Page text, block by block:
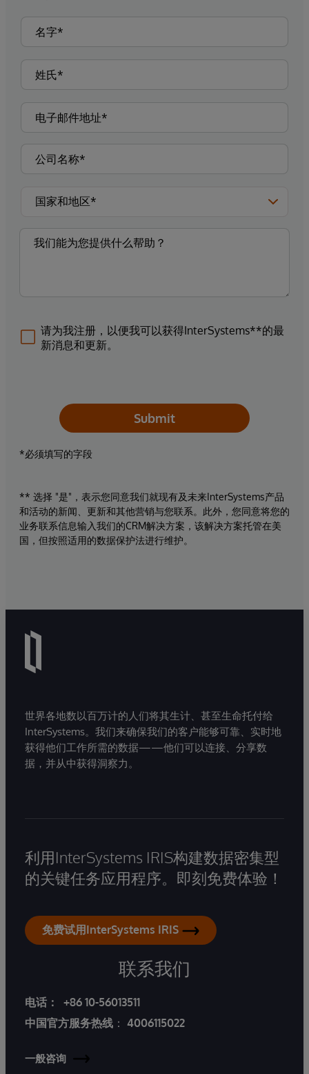
请为我注册，以便我可以获得InterSystems**的最
新消息和更新。
Submit
*必须填写的字段
** 选择 "是"，表示您同意我们就现有及未来InterSystems产品
和活动的新闻、更新和其他营销与您联系。此外，您同意将您的
业务联系信息输入我们的CRM解决方案，该解决方案托管在美
国，但按照适用的数据保护法进行维护。
世界各地数以百万计的人们将其生计、甚至生命托付给
InterSystems。我们来确保我们的客户能够可靠、实时地
获得他们工作所需的数据——他们可以连接、分享数
据，并从中获得洞察力。
利用InterSystems IRIS构建数据密集型
的关键任务应用程序。即刻免费体验！
免费试用InterSystems IRIS
联系我们
电话：
+86 10-56013511
中国官方服务热线 ： 4006115022
一般咨询